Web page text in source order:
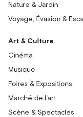
Nature & Jardin
Voyage, Évasion &
Art & Culture
Cinéma
Musique
Foires & Expositions
Marché de l'art
Scène & Spectacles